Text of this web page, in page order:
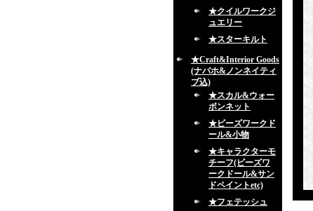
★クイルワークジ
ュエリー
★スターキルト
★Craft&Interior Goods
(ナバホ&ノンネイティ
ブ込)
★スカル&ウォー
ボンネット
★ビーズワークド
ール&小物
★キャラクターモ
チーフ(ビーズワ
ークドール&サン
ドペイントetc)
★フェテッシュ